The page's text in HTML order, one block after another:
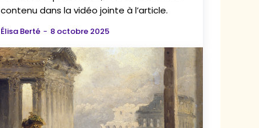
contenu dans la vidéo jointe à l’article.
Élisa Berté - 8 octobre 2025